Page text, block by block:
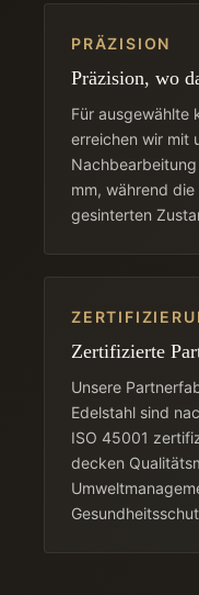
PRÄZISION
Präzision, wo
Für ausgewählte
erreichen wir mit
mm, während
gesinterten
Zertifizierte
Unsere
Edelstahl sind
ISO 45001
decken